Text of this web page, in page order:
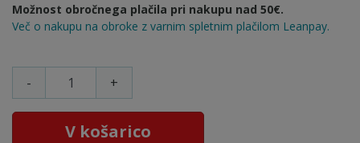
Možnost obročnega plačila pri nakupu nad 50€.
Več o nakupu na obroke z varnim spletnim plačilom Leanpay.
- +
V košarico